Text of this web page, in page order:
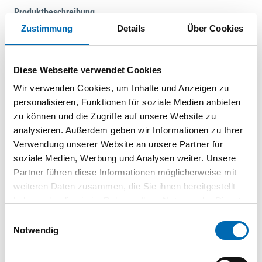
Zustimmung Details Über Cookies
Diese Webseite verwendet Cookies
Wir verwenden Cookies, um Inhalte und Anzeigen zu
personalisieren, Funktionen für soziale Medien anbieten
zu können und die Zugriffe auf unsere Website zu
analysieren. Außerdem geben wir Informationen zu Ihrer
Verwendung unserer Website an unsere Partner für
soziale Medien, Werbung und Analysen weiter. Unsere
Partner führen diese Informationen möglicherweise mit
weiteren Daten zusammen, die Sie ihnen bereitgestellt
Notwendig
Produktbeschreibung
Dank langlebige Hartmetallplatte leichtes Zentrieren und
Anbohren. Die Kernverstärkung gewährleistet eine hohe
Die 2-spiralige Geometrie des Bohrers gewährleistet einen
schnellen Bohrmehlabtransport. Größere patentierte
Armierungsfasen: Vergrößerte Armierungsfase +35%.
Optimiertes Bohrverhalten bei Armierungstreffern.
Wahrscheinlichkeit des Verhakens beim
Eisenarmierungstreffer wird erheblich reduziert. Power
Breakers: für einen starkeren “Zerstörungseffekt”.
Verursachen Mikro-Risse im zu bohrenden Material. Sorgen
für eine spürbare verbesserte Bohrgeschwindigkeit.
auf glatten Oberflächen. Kernverstärkte Vario-Spirale:
Spiralgeometrie mit verschlankten und breiten Spiralrücken